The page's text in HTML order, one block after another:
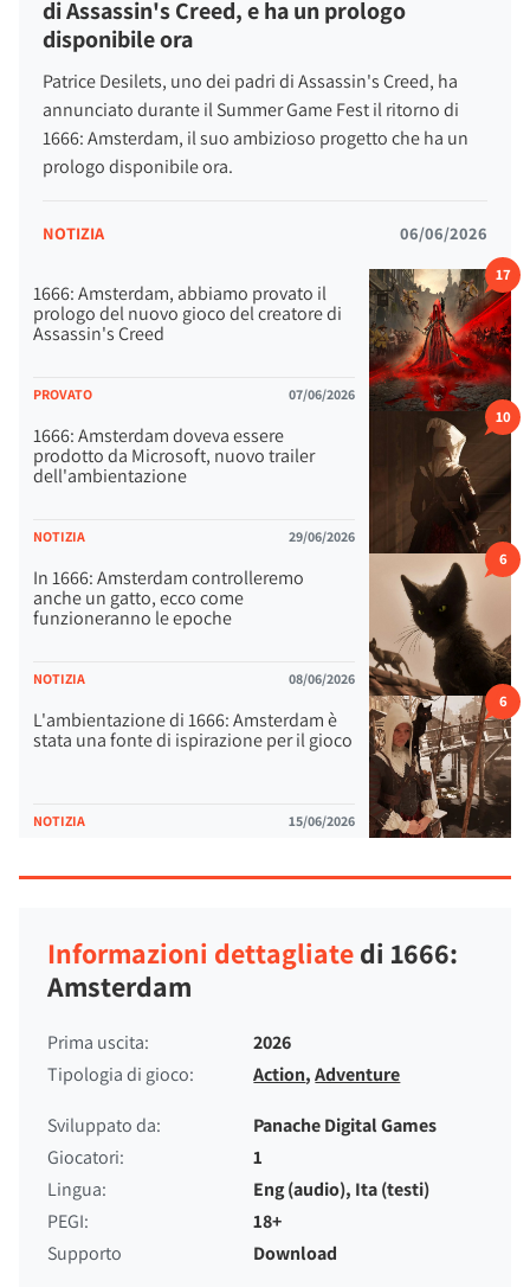
saranno costretti a rivelare la loro vera natura sotto la luce
della luna.
Grazie alla stregoneria e alle arti tramandate dagli Zaindaris,
Noa potrà affrontare ogni bersaglio conapprocci differenti
scegliendo come agire in una serie di confronti che
metteranno alla prova strategia, intuito e capacità
di Assassin's Creed, e ha un prologo
disponibile ora
Patrice Desilets, uno dei padri di Assassin's Creed, ha
annunciato durante il Summer Game Fest il ritorno di
1666: Amsterdam, il suo ambizioso progetto che ha un
prologo disponibile ora.
NOTIZIA 06/06/2026
1666: Amsterdam, abbiamo provato il
prologo del nuovo gioco del creatore di
Assassin's Creed
PROVATO 07/06/2026
17
1666: Amsterdam doveva essere
prodotto da Microsoft, nuovo trailer
dell'ambientazione
NOTIZIA 29/06/2026
10
In 1666: Amsterdam controlleremo
anche un gatto, ecco come
funzioneranno le epoche
NOTIZIA 08/06/2026
6
L'ambientazione di 1666: Amsterdam è
stata una fonte di ispirazione per il gioco
NOTIZIA 15/06/2026
6
Informazioni dettagliatedi 1666:
Amsterdam
Prima uscita:
2026
Tipologia di gioco:
Action,Adventure
Sviluppato da:
Panache Digital Games
Giocatori:
1
Lingua:
Eng (audio), Ita (testi)
PEGI:
18+
Supporto
Download